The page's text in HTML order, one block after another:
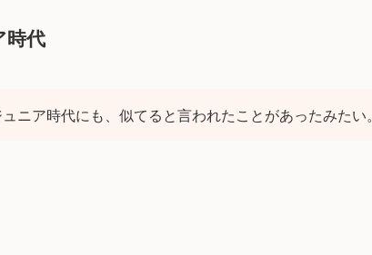
時代
ニア時代にも、似てると言われたことがあったみたい。